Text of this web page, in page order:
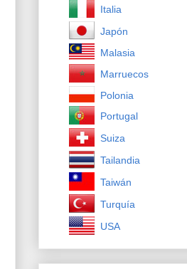
Italia
Japón
Malasia
Marruecos
Polonia
Portugal
Suiza
Tailandia
Taiwán
Turquía
USA